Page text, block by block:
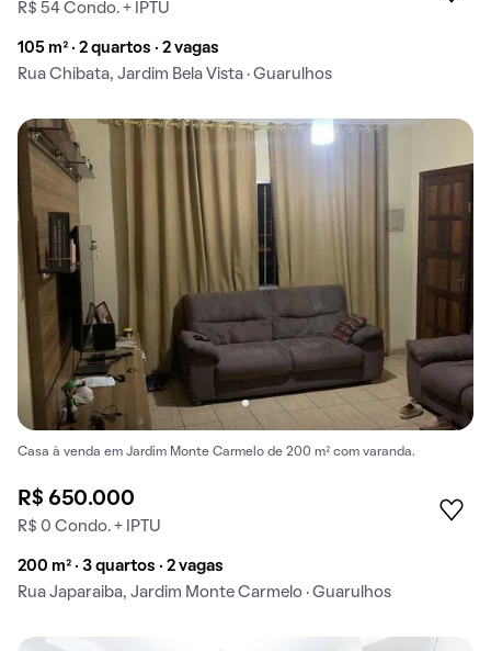
R$ 54 Condo. + IPTU
105 m² · 2 quartos · 2 vagas
Rua Chibata, Jardim Bela Vista · Guarulhos
Casa à venda em Jardim Monte Carmelo de 200 m² com varanda.
R$ 650.000
R$ 0 Condo. + IPTU
200 m² · 3 quartos · 2 vagas
Rua Japaraiba, Jardim Monte Carmelo · Guarulhos